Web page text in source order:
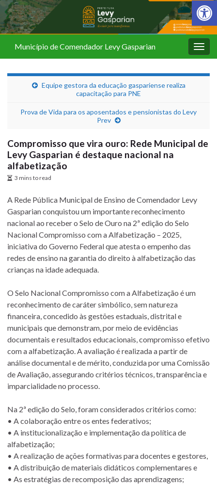
Barra de
Município de Comendador Levy Gasparian
Equipe gestora da educação gaspariense realiza
capacitação para PNE
Prova de Vida para os aposentados e pensionistas do Levy
Prev
Compromisso que vira ouro: Rede Municipal de
Levy Gasparian é destaque nacional na
alfabetização
3 mins to read
A Rede Pública Municipal de Ensino de Comendador Levy
Gasparian conquistou um importante reconhecimento
nacional ao receber o Selo de Ouro na 2ª edição do Selo
Nacional Compromisso com a Alfabetização – 2025,
iniciativa do Governo Federal que atesta o empenho das
redes de ensino na garantia do direito à alfabetização das
crianças na idade adequada.
O Selo Nacional Compromisso com a Alfabetização é um
reconhecimento de caráter simbólico, sem natureza
financeira, concedido às gestões estaduais, distrital e
municipais que demonstram, por meio de evidências
documentais e resultados educacionais, compromisso efetivo
com a alfabetização. A avaliação é realizada a partir de
análise documental e de mérito, conduzida por uma Comissão
de Avaliação, assegurando critérios técnicos, transparência e
imparcialidade no processo.
Na 2ª edição do Selo, foram considerados critérios como:
• A colaboração entre os entes federativos;
• A institucionalização e implementação da política de
alfabetização;
• A realização de ações formativas para docentes e gestores,
• A distribuição de materiais didáticos complementares e
• As estratégias de recomposição das aprendizagens;